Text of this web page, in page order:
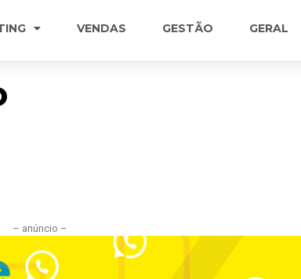
VENDAS GESTÃO GERAL
– anúncio –